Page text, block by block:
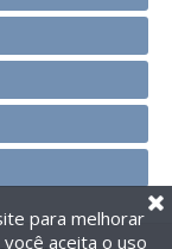
para melhorar
aceita o uso